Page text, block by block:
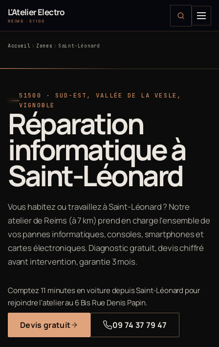
L'Atelier Electro
REIMS · 51100
Accueil Zones Saint-Léonard
51500 · SUD-EST, VALLÉE DE LA VESLE,
VIGNOBLE
Réparation
informatique à
Saint-Léonard
Vous habitez ou travaillez à Saint-Léonard ? Notre
atelier de Reims (à 7 km) prend en charge l'ensemble de
vos pannes informatiques, consoles, smartphones et
cartes électroniques. Diagnostic gratuit, devis chiffré
avant intervention, garantie 3 mois.
Comptez 11 minutes en voiture depuis Saint-Léonard pour
rejoindre l'atelier au 6 Bis Rue Denis Papin.
Devis gratuit 09 74 37 79 47